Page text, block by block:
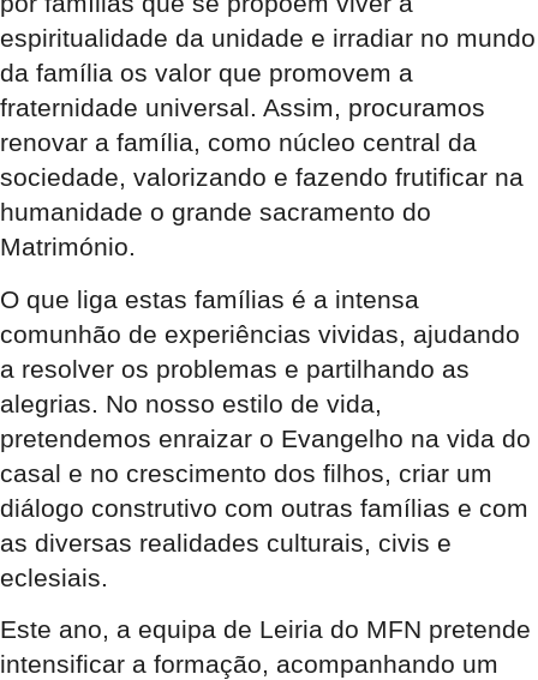
espiritualidade da unidade e irradiar no mundo
da família os valor que promovem a
fraternidade universal. Assim, procuramos
renovar a família, como núcleo central da
sociedade, valorizando e fazendo frutificar na
humanidade o grande sacramento do
Matrimónio.
O que liga estas famílias é a intensa
comunhão de experiências vividas, ajudando
a resolver os problemas e partilhando as
alegrias. No nosso estilo de vida,
pretendemos enraizar o Evangelho na vida do
casal e no crescimento dos filhos, criar um
diálogo construtivo com outras famílias e com
as diversas realidades culturais, civis e
eclesiais.
Este ano, a equipa de Leiria do MFN pretende
intensificar a formação, acompanhando um